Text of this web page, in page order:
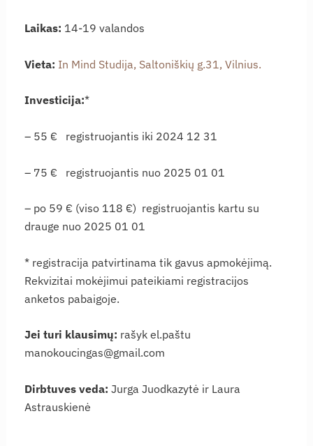
Laikas: 14-19 valandos
Vieta: In Mind Studija, Saltoniškių g.31, Vilnius.
Investicija:*
– 55 € registruojantis iki 2024 12 31
– 75 € registruojantis nuo 2025 01 01
– po 59 € (viso 118 €) registruojantis kartu su
drauge nuo 2025 01 01
* registracija patvirtinama tik gavus apmokėjimą.
Rekvizitai mokėjimui pateikiami registracijos
anketos pabaigoje.
Jei turi klausimų: rašyk el.paštu
manokoucingas@gmail.com
Dirbtuves veda: Jurga Juodkazytė ir Laura
Astrauskienė